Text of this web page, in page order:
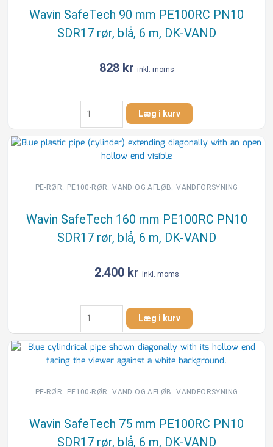
rør,
blå,
6
VAND
Wavin SafeTech 90 mm PE100RC PN10
SDR17 rør, blå, 6 m, DK-VAND
828 kr inkl. moms
Wavin
SafeTech
90
mm
PE100RC
SDR17
blå,
6
m,
VAND
antal
Læg i kurv
PE-RØR, PE100-RØR,VAND OG AFLØB,VANDFORSYNING
Wavin SafeTech 160 mm PE100RC PN10
SDR17 rør, blå, 6 m, DK-VAND
2.400 kr inkl. moms
Wavin
SafeTech
160
mm
PE100RC
SDR17
blå,
6
m,
Læg i kurv
PE-RØR, PE100-RØR,VAND OG AFLØB,VANDFORSYNING
Wavin SafeTech 75 mm PE100RC PN10
SDR17 rør, blå, 6 m, DK-VAND